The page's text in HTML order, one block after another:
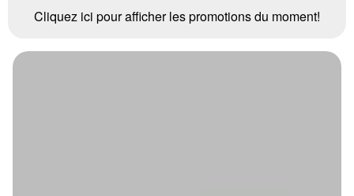
Cliquez ici pour afficher les promotions du moment!